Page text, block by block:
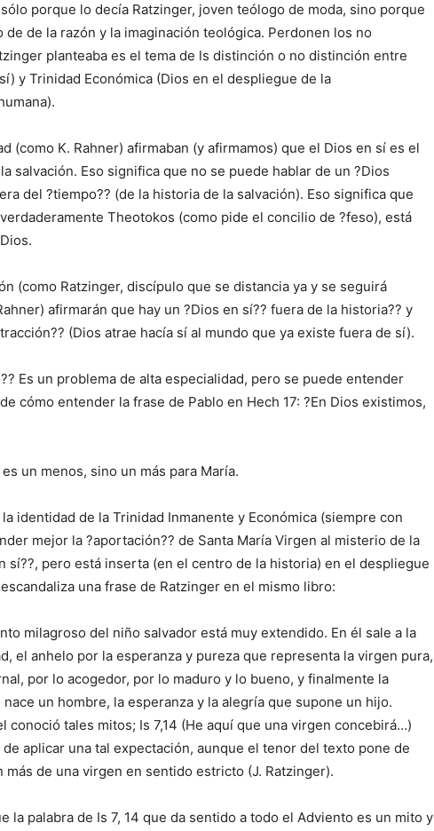
porque lo decía Ratzinger, joven teólogo de moda, sino porque
de la razón y la imaginación teológica. Perdonen los no
planteaba es el tema de ls distinción o no distinción entre
y Trinidad Económica (Dios en el despliegue de la
(como K. Rahner) afirmaban (y afirmamos) que el Dios en sí es el
salvación. Eso significa que no se puede hablar de un ?Dios
del ?tiempo?? (de la historia de la salvación). Eso significa que
Theotokos (como pide el concilio de ?feso), está
(como Ratzinger, discípulo que se distancia ya y se seguirá
afirmarán que hay un ?Dios en sí?? fuera de la historia?? y
(Dios atrae hacía sí al mundo que ya existe fuera de sí).
Es un problema de alta especialidad, pero se puede entender
cómo entender la frase de Pablo en Hech 17: ?En Dios existimos,
un menos, sino un más para María.
identidad de la Trinidad Inmanente y Económica (siempre con
mejor la ?aportación?? de Santa María Virgen al misterio de la
sí??, pero está inserta (en el centro de la historia) en el despliegue
una frase de Ratzinger en el mismo libro:
milagroso del niño salvador está muy extendido. En él sale a la
el anhelo por la esperanza y pureza que representa la virgen pura,
por lo acogedor, por lo maduro y lo bueno, y finalmente la
un hombre, la esperanza y la alegría que supone un hijo.
conoció tales mitos; Is 7,14 (He aquí que una virgen concebirá…)
aplicar una tal expectación, aunque el tenor del texto pone de
de una virgen en sentido estricto (J. Ratzinger).
la palabra de Is 7, 14 que da sentido a todo el Adviento es un mito y